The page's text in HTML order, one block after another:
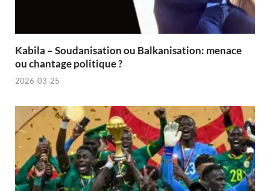
Kabila – Soudanisation ou Balkanisation: menace
ou chantage politique ?
2026-03-25